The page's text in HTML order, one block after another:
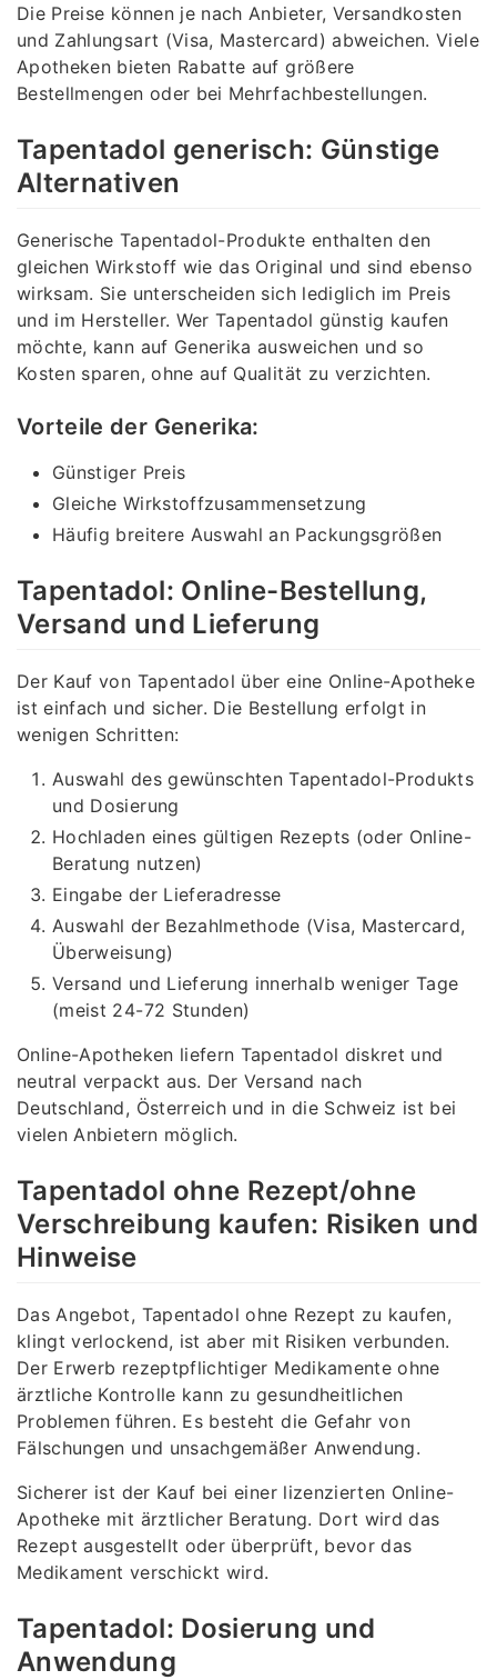
Die Preise können je nach Anbieter, Versandkosten
und Zahlungsart (Visa, Mastercard) abweichen. Viele
Apotheken bieten Rabatte auf größere
Bestellmengen oder bei Mehrfachbestellungen.
Tapentadol generisch: Günstige
Alternativen
Generische Tapentadol-Produkte enthalten den
gleichen Wirkstoff wie das Original und sind ebenso
wirksam. Sie unterscheiden sich lediglich im Preis
und im Hersteller. Wer Tapentadol günstig kaufen
möchte, kann auf Generika ausweichen und so
Kosten sparen, ohne auf Qualität zu verzichten.
Vorteile der Generika:
Günstiger Preis
Gleiche Wirkstoffzusammensetzung
Häufig breitere Auswahl an Packungsgrößen
Tapentadol: Online-Bestellung,
Versand und Lieferung
Der Kauf von Tapentadol über eine Online-Apotheke
ist einfach und sicher. Die Bestellung erfolgt in
wenigen Schritten:
Auswahl des gewünschten Tapentadol-Produkts
und Dosierung
Hochladen eines gültigen Rezepts (oder Online-
Beratung nutzen)
Eingabe der Lieferadresse
Auswahl der Bezahlmethode (Visa, Mastercard,
Überweisung)
Versand und Lieferung innerhalb weniger Tage
(meist 24-72 Stunden)
Online-Apotheken liefern Tapentadol diskret und
neutral verpackt aus. Der Versand nach
Deutschland, Österreich und in die Schweiz ist bei
vielen Anbietern möglich.
Tapentadol ohne Rezept/ohne
Verschreibung kaufen: Risiken und
Hinweise
Das Angebot, Tapentadol ohne Rezept zu kaufen,
klingt verlockend, ist aber mit Risiken verbunden.
Der Erwerb rezeptpflichtiger Medikamente ohne
ärztliche Kontrolle kann zu gesundheitlichen
Problemen führen. Es besteht die Gefahr von
Fälschungen und unsachgemäßer Anwendung.
Sicherer ist der Kauf bei einer lizenzierten Online-
Apotheke mit ärztlicher Beratung. Dort wird das
Rezept ausgestellt oder überprüft, bevor das
Medikament verschickt wird.
Tapentadol: Dosierung und
Anwendung